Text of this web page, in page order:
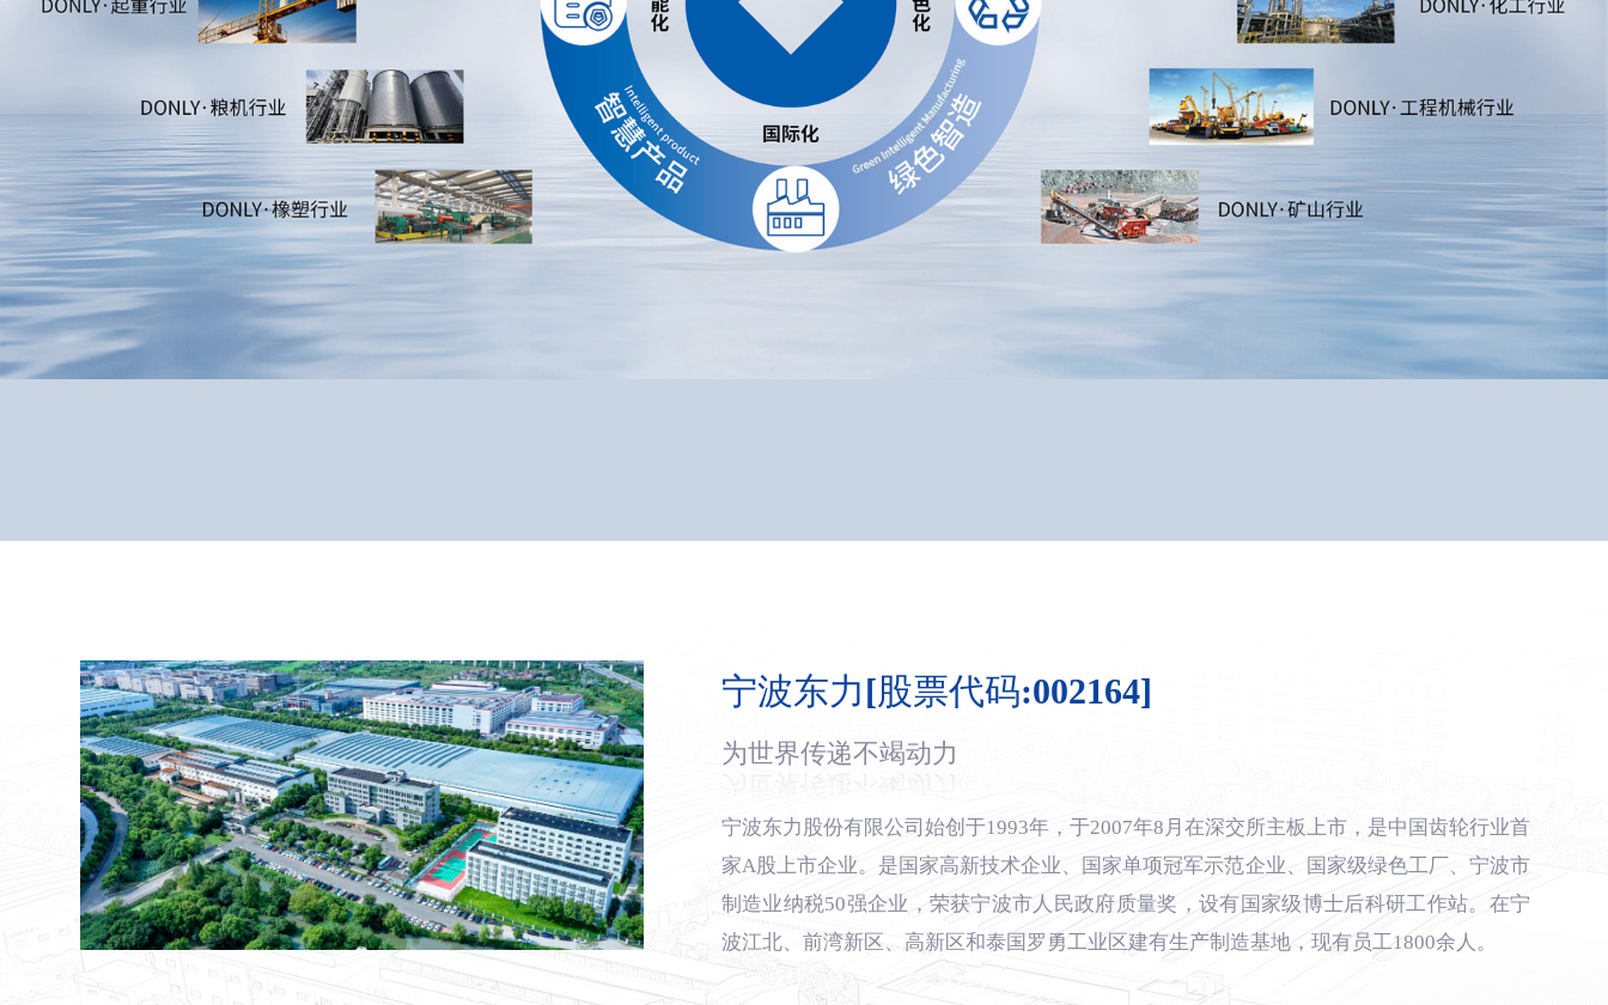
宁波东力[股票代码:002164]
为世界传递不竭动力
宁波东力股份有限公司始创于1993年，于2007年8月在深交所主板上市，是中国齿轮行业首
家A股上市企业。是国家高新技术企业、国家单项冠军示范企业、国家级绿色工厂、宁波市
制造业纳税50强企业，荣获宁波市人民政府质量奖，设有国家级博士后科研工作站。在宁
波江北、前湾新区、高新区和泰国罗勇工业区建有生产制造基地，现有员工1800余人。